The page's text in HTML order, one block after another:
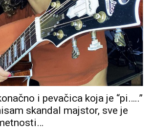
i pevačica koja je “pi…..”
skandal majstor, sve je